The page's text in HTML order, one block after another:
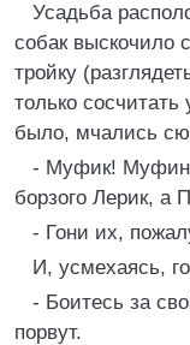
Усадьба
собак выскочило
тройку
только
было, мчались
- Муфик!
борзого Лерик, а
- Гони их,
И, усмехаясь,
- Боитесь за
порвут.